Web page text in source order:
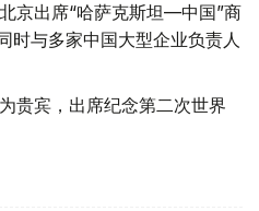
京出席“哈萨克斯坦—中国”商
时与多家中国大型企业负责人
贵宾，出席纪念第二次世界